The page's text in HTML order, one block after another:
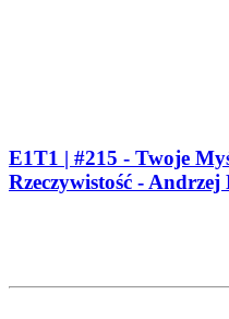
E1T1 | #215 - Twoje
Rzeczywistość - Andrzej